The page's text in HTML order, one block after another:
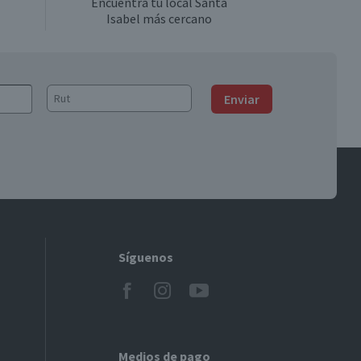
Isabel más cercano
Enviar
Síguenos
Medios de pago